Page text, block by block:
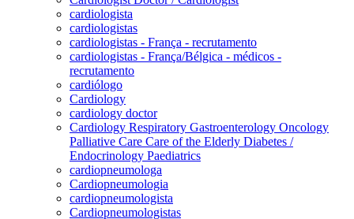
cardiologista
cardiologistas
cardiologistas - França - recrutamento
cardiologistas - França/Bélgica - médicos -
recrutamento
cardiólogo
Cardiology
cardiology doctor
Cardiology Respiratory Gastroenterology Oncology
Palliative Care Care of the Elderly Diabetes /
Endocrinology Paediatrics
cardiopneumologa
Cardiopneumologia
cardiopneumologista
Cardiopneumologistas